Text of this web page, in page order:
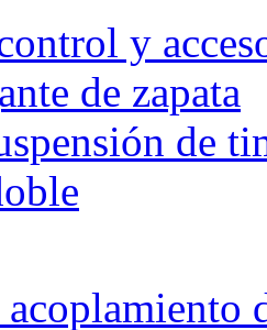
y
de zapata
de
acoplamiento